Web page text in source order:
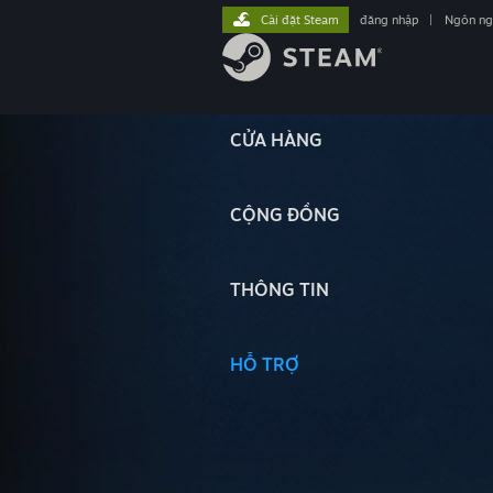
CỬA HÀNG
CỘNG ĐỒNG
THÔNG TIN
HỖ TRỢ
Cài đặt Steam đăng nhập Ngôn